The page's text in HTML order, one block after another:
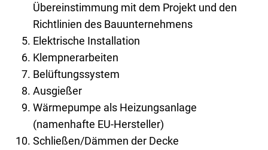
Übereinstimmung mit dem Projekt und den
Richtlinien des Bauunternehmens
Elektrische Installation
Klempnerarbeiten
Belüftungssystem
Ausgießer
Wärmepumpe als Heizungsanlage
(namenhafte EU-Hersteller)
Schließen/Dämmen der Decke